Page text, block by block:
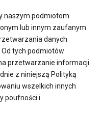
naszym podmiotom
lub innym zaufanym
danych
tych podmiotów
przetwarzanie informacji
z niniejszą Polityką
wszelkich innych
poufności i